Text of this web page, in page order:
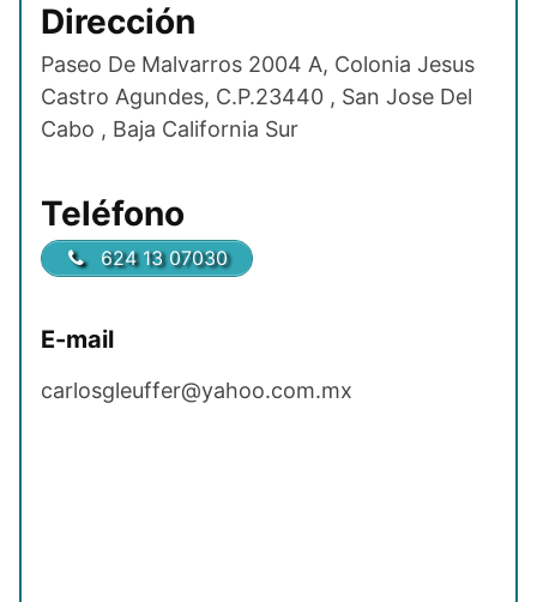
Dirección
Paseo De Malvarros 2004 A, Colonia Jesus
Castro Agundes, C.P.23440 , San Jose Del
Cabo , Baja California Sur
Teléfono
624 13 07030
E-mail
carlosgleuffer@yahoo.com.mx